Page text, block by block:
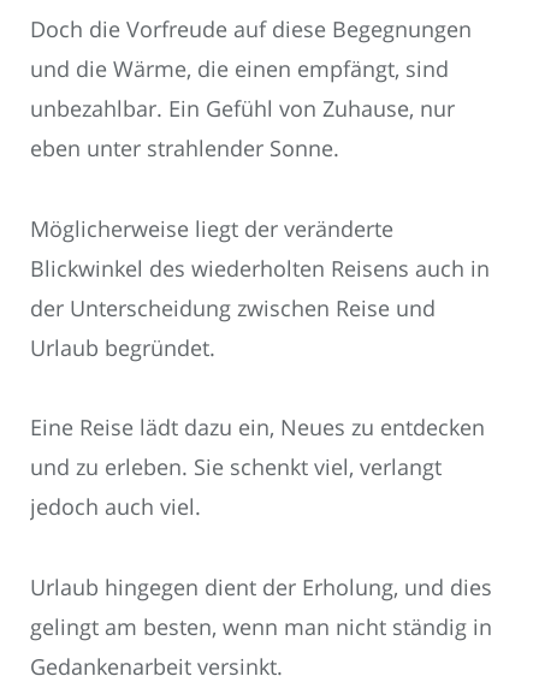
Doch die Vorfreude auf diese Begegnungen
und die Wärme, die einen empfängt, sind
unbezahlbar. Ein Gefühl von Zuhause, nur
eben unter strahlender Sonne.
Möglicherweise liegt der veränderte
Blickwinkel des wiederholten Reisens auch in
der Unterscheidung zwischen Reise und
Urlaub begründet.
Eine Reise lädt dazu ein, Neues zu entdecken
und zu erleben. Sie schenkt viel, verlangt
jedoch auch viel.
Urlaub hingegen dient der Erholung, und dies
gelingt am besten, wenn man nicht ständig in
Gedankenarbeit versinkt.